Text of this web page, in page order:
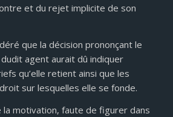
et du rejet implicite de son
que la décision prononçant le
agent aurait dû indiquer
qu’elle retient ainsi que les
sur lesquelles elle se fonde.
la motivation, faute de figurer dans